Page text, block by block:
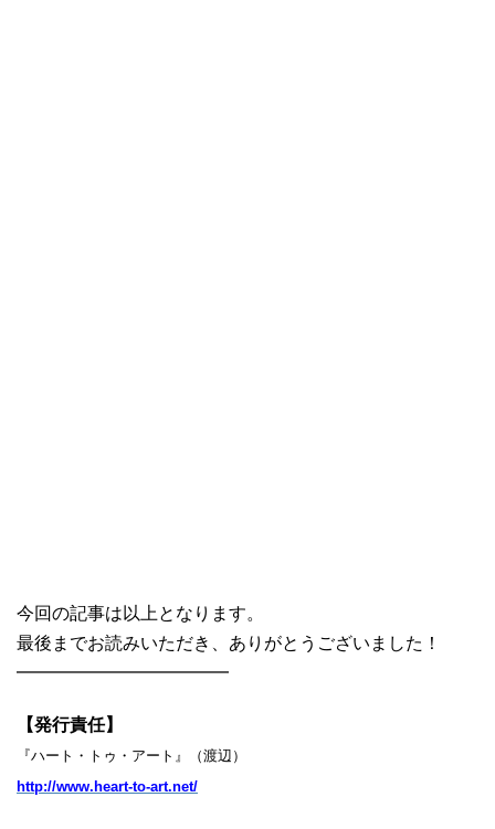
今回の記事は以上となります。
最後までお読みいただき、ありがとうございました！
━━━━━━━━━━━━
【発行責任】
『ハート・トゥ・アート』（渡辺）
http://www.heart-to-art.net/